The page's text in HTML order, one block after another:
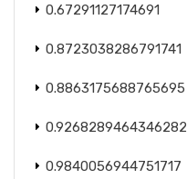
0.67291127174691
0.8723038286791741
0.8863175688765695
0.9268289464346282
0.9840056944751717